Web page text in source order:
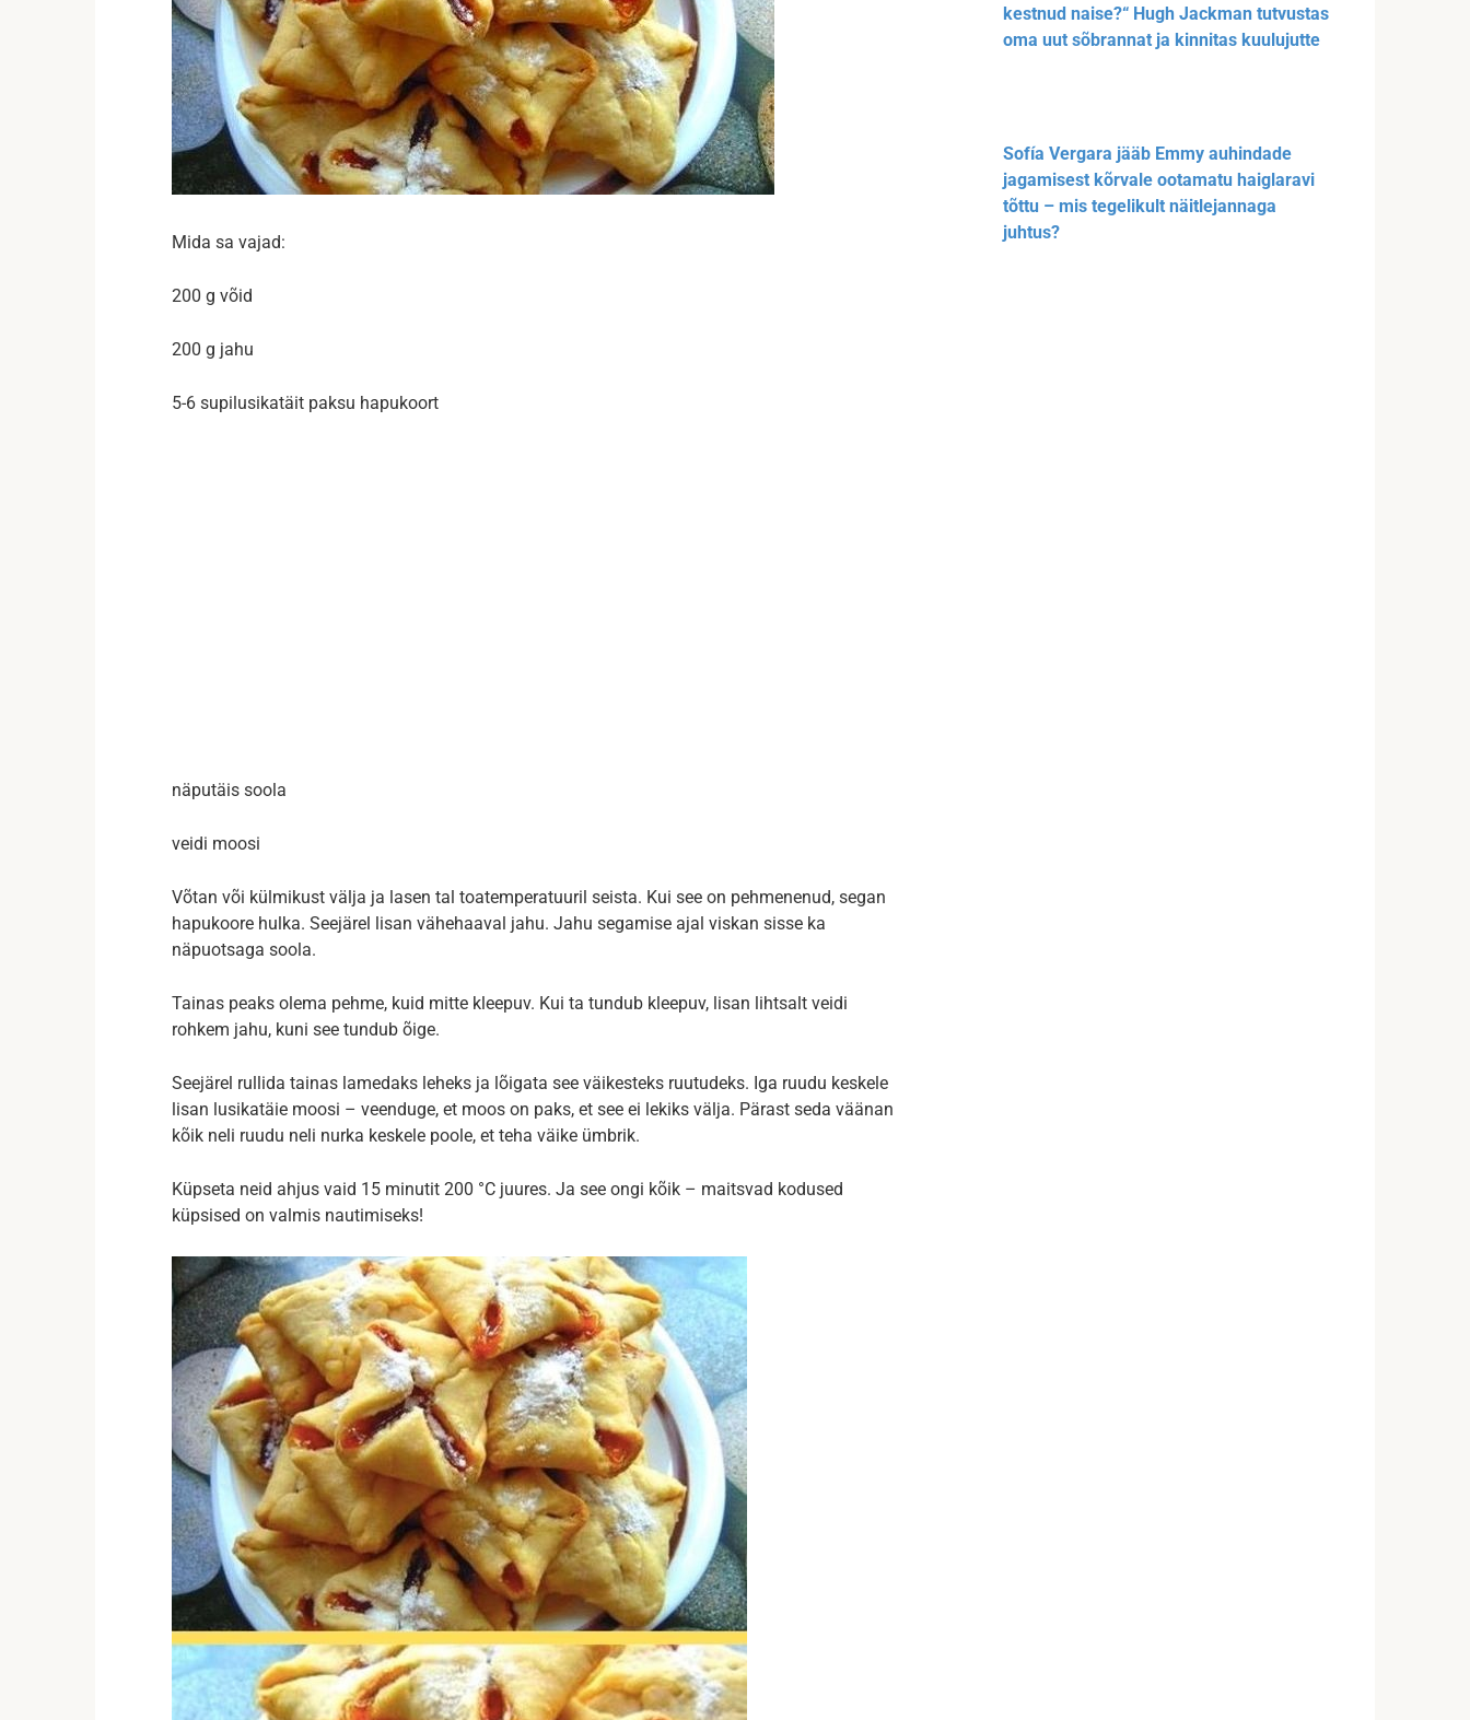
Mida sa vajad:
200 g võid
200 g jahu
5-6 supilusikatäit paksu hapukoort
näputäis soola
veidi moosi
Võtan või külmikust välja ja lasen tal toatemperatuuril seista. Kui see on pehmenenud, segan
hapukoore hulka. Seejärel lisan vähehaaval jahu. Jahu segamise ajal viskan sisse ka
näpuotsaga soola.
Tainas peaks olema pehme, kuid mitte kleepuv. Kui ta tundub kleepuv, lisan lihtsalt veidi
rohkem jahu, kuni see tundub õige.
Seejärel rullida tainas lamedaks leheks ja lõigata see väikesteks ruutudeks. Iga ruudu keskele
lisan lusikatäie moosi – veenduge, et moos on paks, et see ei lekiks välja. Pärast seda väänan
kõik neli ruudu neli nurka keskele poole, et teha väike ümbrik.
Küpseta neid ahjus vaid 15 minutit 200 °C juures. Ja see ongi kõik – maitsvad kodused
küpsised on valmis nautimiseks!
kestnud naise?“ Hugh Jackman tutvustas
oma uut sõbrannat ja kinnitas kuulujutte
Sofía Vergara jääb Emmy auhindade
jagamisest kõrvale ootamatu haiglaravi
tõttu – mis tegelikult näitlejannaga
juhtus?